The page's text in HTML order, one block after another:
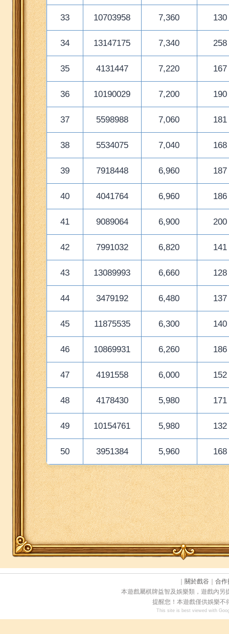
33 10703958 7,360 130
34 13147175 7,340 258
35 4131447 7,220 167
36 10190029 7,200 190
37 5598988 7,060 181
38 5534075 7,040 168
39 7918448 6,960 187
40 4041764 6,960 186
41 9089064 6,900 200
42 7991032 6,820 141
43 13089993 6,660 128
44 3479192 6,480 137
45 11875535 6,300 140
46 10869931 6,260 186
47 4191558 6,000 152
48 4178430 5,980 171
49 10154761 5,980 132
50 3951384 5,960 168